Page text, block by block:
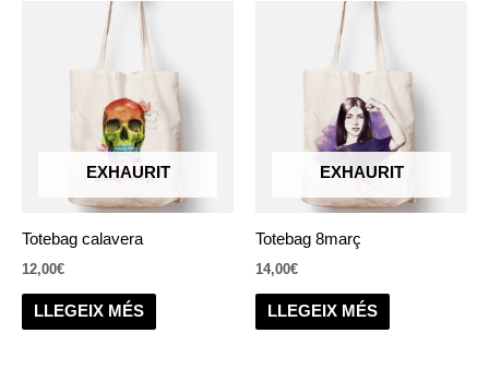
EXHAURIT
Totebag calavera
12,00€
LLEGEIX MÉS
EXHAURIT
Totebag 8març
14,00€
LLEGEIX MÉS